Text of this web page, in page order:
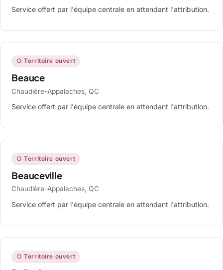
Service offert par l'équipe centrale en attendant l'attribution.
○ Territoire ouvert
Beauce
Chaudière-Appalaches, QC
Service offert par l'équipe centrale en attendant l'attribution.
○ Territoire ouvert
Beauceville
Chaudière-Appalaches, QC
Service offert par l'équipe centrale en attendant l'attribution.
○ Territoire ouvert